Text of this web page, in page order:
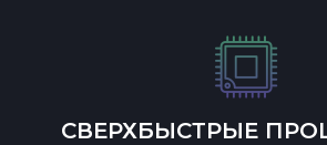
СВЕРХБЫСТРЫЕ